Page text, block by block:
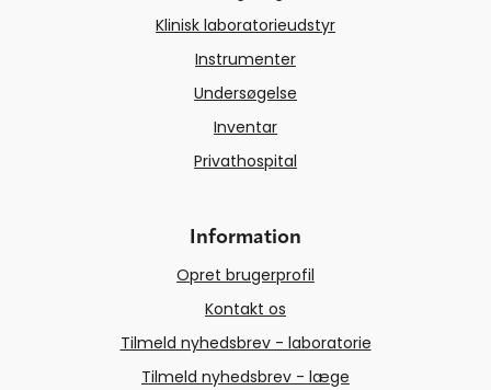
Klinisk laboratorieudstyr
Instrumenter
Undersøgelse
Inventar
Privathospital
Information
Opret brugerprofil
Kontakt os
Tilmeld nyhedsbrev - laboratorie
Tilmeld nyhedsbrev - læge